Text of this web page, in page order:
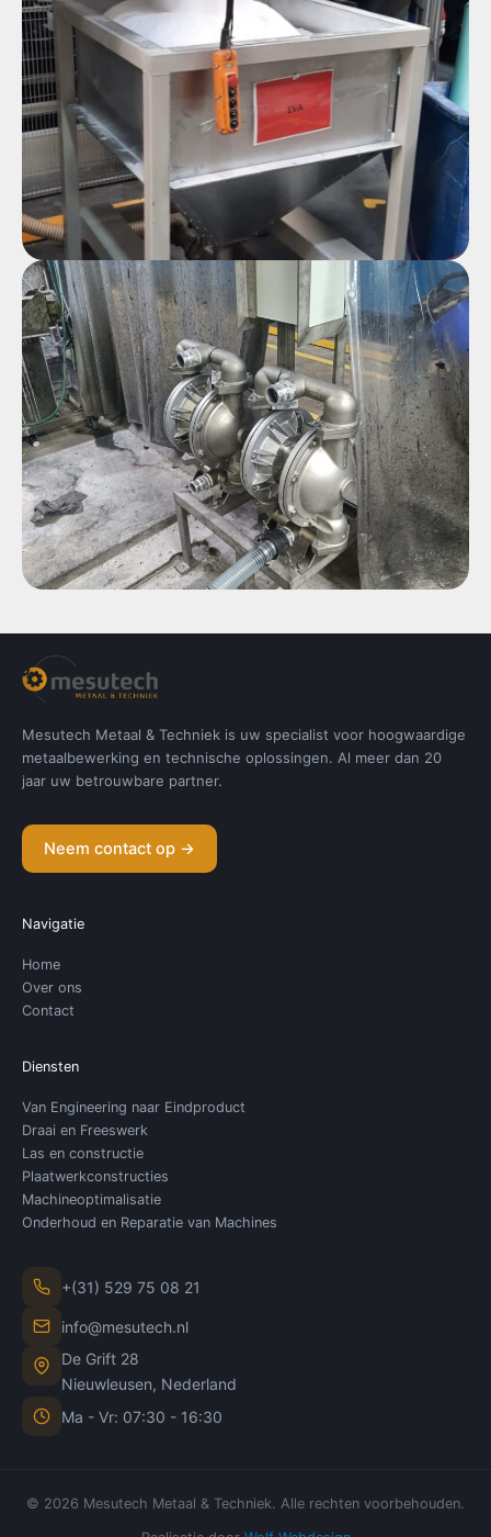
Mesutech Metaal & Techniek is uw specialist voor hoogwaardige
metaalbewerking en technische oplossingen. Al meer dan 20
jaar uw betrouwbare partner.
Neem contact op →
Navigatie
Home
Over ons
Contact
Diensten
Van Engineering naar Eindproduct
Draai en Freeswerk
Las en constructie
Plaatwerkconstructies
Machineoptimalisatie
Onderhoud en Reparatie van Machines
+(31) 529 75 08 21
info@mesutech.nl
De Grift 28
Nieuwleusen, Nederland
Ma - Vr: 07:30 - 16:30
© 2026 Mesutech Metaal & Techniek. Alle rechten voorbehouden.